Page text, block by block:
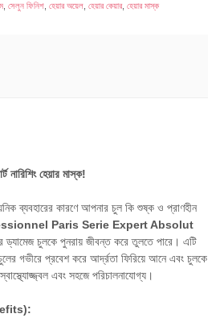
সেলুন ফিনিশ হেয়ার অয়েল হেয়ার কেয়ার, হেয়ার মাস্ক
নারিশিং হেয়ার মাস্ক!
ব্যবহারের কারণে আপনার চুল কি শুষ্ক ও প্রাণহীন
Paris Serie Expert Absolut
ড্যামেজ চুলকে পুনরায় জীবন্ত করে তুলতে পারে। এটি
চুলের গভীরে প্রবেশ করে আর্দ্রতা ফিরিয়ে আনে এবং চুলকে
এবং সহজে পরিচালনাযোগ্য।